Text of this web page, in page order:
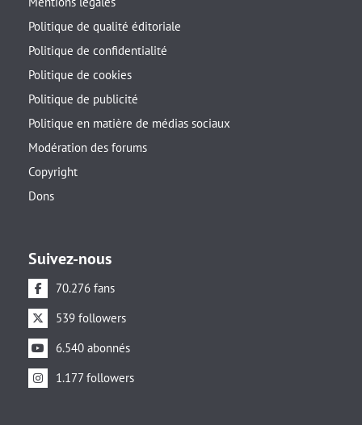
Politique de qualité éditoriale
Politique de confidentialité
Politique de cookies
Politique de publicité
Politique en matière de médias sociaux
Modération des forums
Copyright
Dons
Suivez-nous
70.276 fans
539 followers
6.540 abonnés
1.177 followers